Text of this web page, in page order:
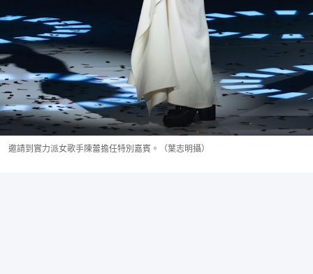
邀請到實力派女歌手陳蕾擔任特別嘉賓。（葉志明攝）